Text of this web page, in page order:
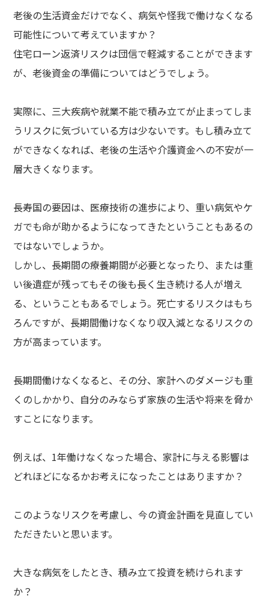
老後の生活資金だけでなく、病気や怪我で働けなくなる
可能性について考えていますか？
住宅ローン返済リスクは団信で軽減することができます
が、老後資金の準備についてはどうでしょう。
実際に、三大疾病や就業不能で積み立てが止まってしま
うリスクに気づいている方は少ないです。もし積み立て
ができなくなれば、老後の生活や介護資金への不安が一
層大きくなります。
長寿国の要因は、医療技術の進歩により、重い病気やケ
ガでも命が助かるようになってきたということもあるの
ではないでしょうか。
しかし、長期間の療養期間が必要となったり、または重
い後遺症が残ってもその後も長く生き続ける人が増え
る、ということもあるでしょう。死亡するリスクはもち
ろんですが、長期間働けなくなり収入減となるリスクの
方が高まっています。
長期間働けなくなると、その分、家計へのダメージも重
くのしかかり、自分のみならず家族の生活や将来を脅か
すことになります。
例えば、1年働けなくなった場合、家計に与える影響は
どれほどになるかお考えになったことはありますか？
このようなリスクを考慮し、今の資金計画を見直してい
ただきたいと思います。
大きな病気をしたとき、積み立て投資を続けられます
か？